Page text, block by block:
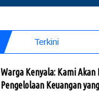
Terkini
Warga Kenyala: Kami Akan
Pengelolaan Keuangan